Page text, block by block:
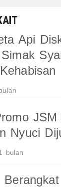
Api
Nyuci
bulan